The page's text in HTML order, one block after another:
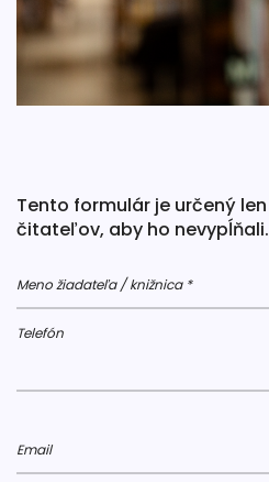
Tento formulár je určený
čitateľov, aby ho nevypĺňali.
Meno žiadateľa / knižnica *
Telefón
Email